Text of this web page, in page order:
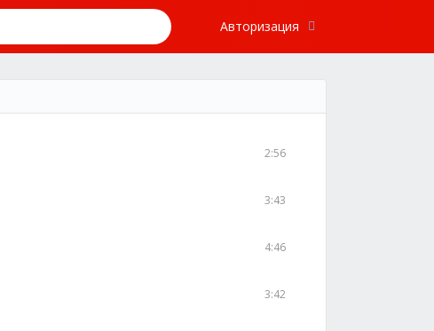
Авторизация
2:56
3:43
4:46
3:42